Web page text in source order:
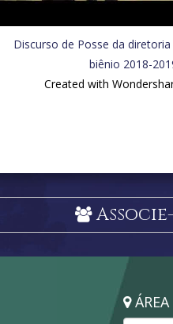
Discurso de Posse da
biênio 2018-
Created with
ÁREA